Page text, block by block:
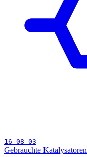
16 08 03
Gebrauchte Katalysatoren